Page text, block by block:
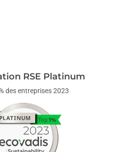
RSE Platinum
des entreprises 2023